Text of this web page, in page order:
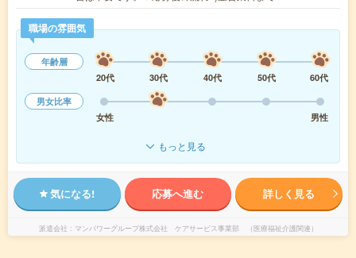
職場の雰囲気
年齢層
20代
30代 40代 50代
60代
男女比率
女性
男性
もっと見る
気になる! 応募へ進む 詳しく見る
派遣会社 マンパワーグループ株式会社 ケアサービス事業部 （医療福祉介護関連）